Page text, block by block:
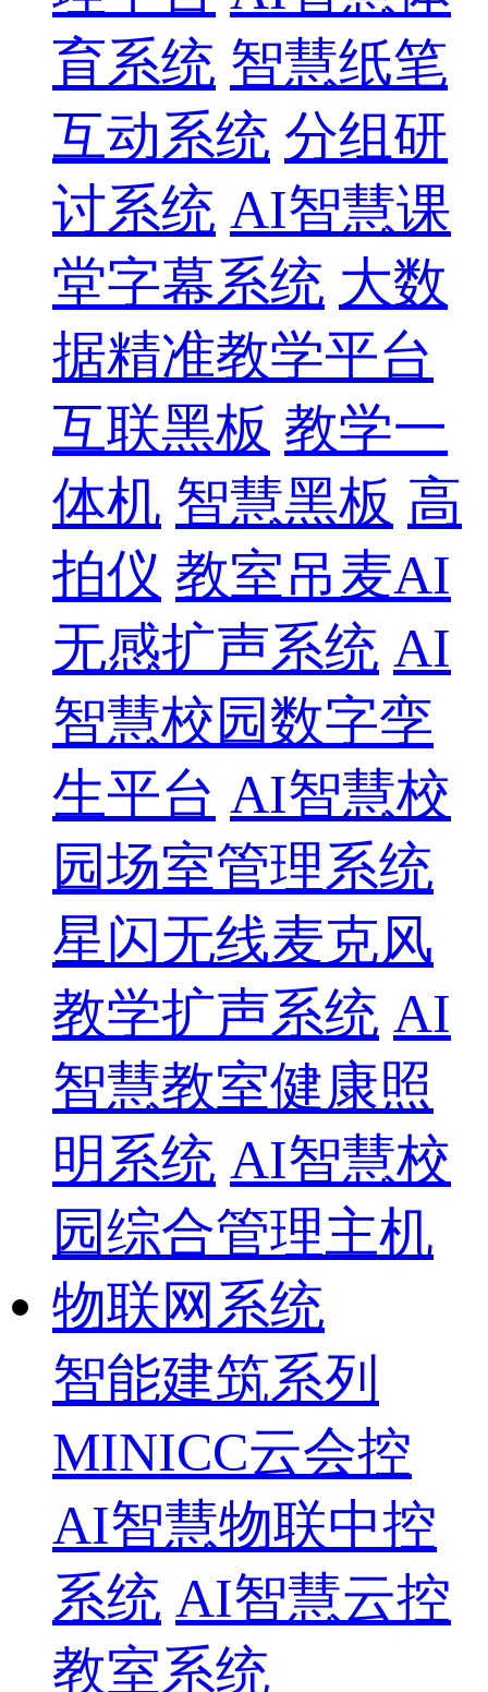
育系统 智慧纸笔
互动系统 分组研
讨系统 AI智慧课
堂字幕系统 大数
据精准教学平台
互联黑板 教学一
体机 智慧黑板 高
拍仪 教室吊麦AI
无感扩声系统 AI
智慧校园数字孪
生平台 AI智慧校
园场室管理系统
星闪无线麦克风
教学扩声系统 AI
智慧教室健康照
明系统 AI智慧校
园综合管理主机
物联网系统
智能建筑系列
MINICC云会控
AI智慧物联中控
系统 AI智慧云控
教室系统